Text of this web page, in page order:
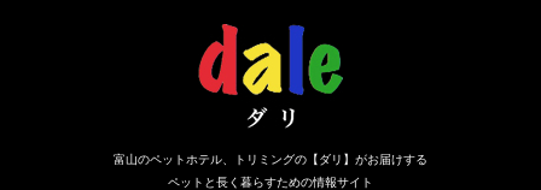
富山のペットホテル、トリミングの【ダリ】がお届けする
ペットと長く暮らすための情報サイト